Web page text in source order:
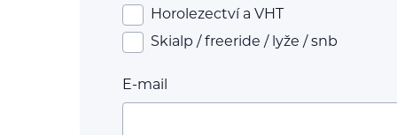
Horolezectví a VHT
Skialp / freeride / lyže / snb
E-mail